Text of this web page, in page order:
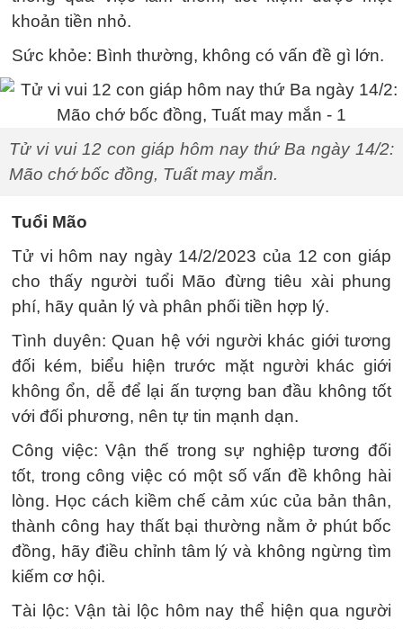
khoản tiền nhỏ.
Sức khỏe: Bình thường, không có vấn đề gì lớn.
Tử vi vui 12 con giáp hôm nay thứ Ba ngày 14/2:
Mão chớ bốc đồng, Tuất may mắn.
Tuổi Mão
Tử vi hôm nay ngày 14/2/2023 của 12 con giáp
cho thấy người tuổi Mão đừng tiêu xài phung
phí, hãy quản lý và phân phối tiền hợp lý.
Tình duyên: Quan hệ với người khác giới tương
đối kém, biểu hiện trước mặt người khác giới
không ổn, dễ để lại ấn tượng ban đầu không tốt
với đối phương, nên tự tin mạnh dạn.
Công việc: Vận thế trong sự nghiệp tương đối
tốt, trong công việc có một số vấn đề không hài
lòng. Học cách kiềm chế cảm xúc của bản thân,
thành công hay thất bại thường nằm ở phút bốc
đồng, hãy điều chỉnh tâm lý và không ngừng tìm
kiếm cơ hội.
Tài lộc: Vận tài lộc hôm nay thể hiện qua người